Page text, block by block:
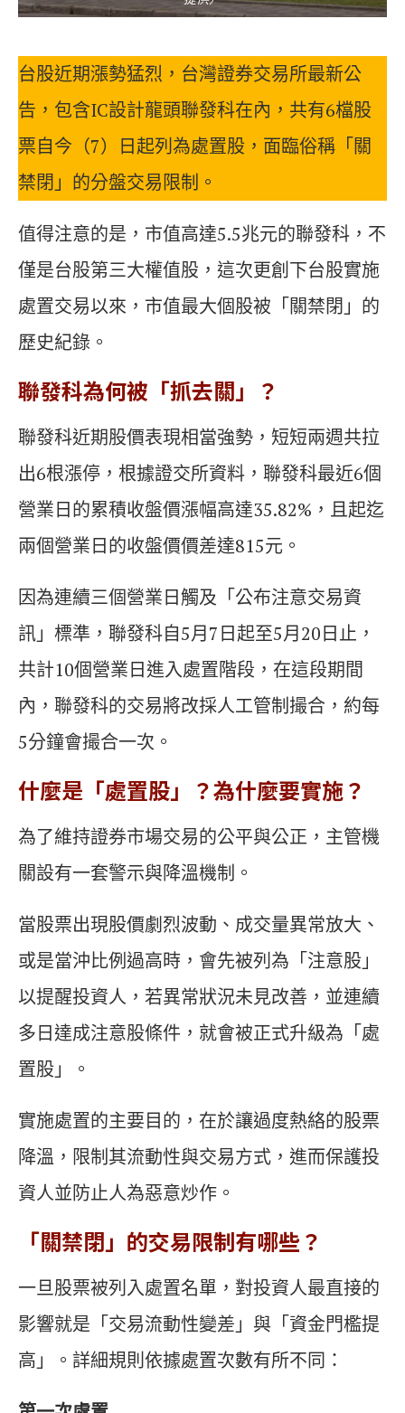
台股近期漲勢猛烈，台灣證券交易所最新公
告，包含IC設計龍頭聯發科在內，共有6檔股
票自今（7）日起列為處置股，面臨俗稱「關
禁閉」的分盤交易限制。
值得注意的是，市值高達5.5兆元的聯發科，不
僅是台股第三大權值股，這次更創下台股實施
處置交易以來，市值最大個股被「關禁閉」的
歷史紀錄。
聯發科為何被「抓去關」？
聯發科近期股價表現相當強勢，短短兩週共拉
出6根漲停，根據證交所資料，聯發科最近6個
營業日的累積收盤價漲幅高達35.82%，且起迄
兩個營業日的收盤價價差達815元。
因為連續三個營業日觸及「公布注意交易資
訊」標準，聯發科自5月7日起至5月20日止，
共計10個營業日進入處置階段，在這段期間
內，聯發科的交易將改採人工管制撮合，約每
5分鐘會撮合一次。
什麼是「處置股」？為什麼要實施？
為了維持證券市場交易的公平與公正，主管機
關設有一套警示與降溫機制。
當股票出現股價劇烈波動、成交量異常放大、
或是當沖比例過高時，會先被列為「注意股」
以提醒投資人，若異常狀況未見改善，並連續
多日達成注意股條件，就會被正式升級為「處
置股」。
實施處置的主要目的，在於讓過度熱絡的股票
降溫，限制其流動性與交易方式，進而保護投
資人並防止人為惡意炒作。
「關禁閉」的交易限制有哪些？
一旦股票被列入處置名單，對投資人最直接的
影響就是「交易流動性變差」與「資金門檻提
高」。詳細規則依據處置次數有所不同：